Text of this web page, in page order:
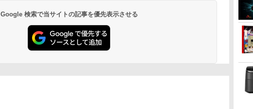
Google 検索で当サイトの記事を優先表示させる